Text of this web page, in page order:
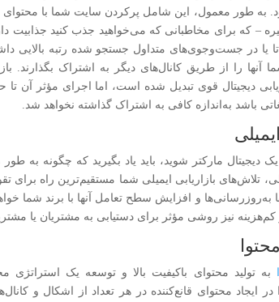
به طور معمول، این شامل پرکردن سایت شما با
– که برای مخاطبانی که می‌خواهید جذب کنید جذابیت
یا در جست‌وجوی‌های متداول جستجو شده رتبه بالایی
آنها را از طریق کانال‌های دیگر به اشتراک بگذارند.
دیجیتال قوی تبدیل شده است، اما اجرای مؤثر آن
باشد به‌اندازه کافی به اشتراک گذاشته نخواهد شد.
دیجیتال مارکتر شوید، باید یاد بگیرید که چگونه به
تلاش‌های بازاریابی ایمیلی شما مستقیم‌ترین راه برای
به‌روزرسانی‌ها و افزایش سطح تعامل آنها با برند شما
کم‌هزینه نیز روشی مؤثر برای دستیابی به مشتریان یا
به تولید محتوای باکیفیت بالا و توسعه یک
در ایجاد محتوای قانع‌کننده در هر تعداد از اشکال و